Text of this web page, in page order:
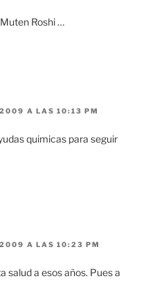
Roshi …
A LAS 10:13 PM
quimicas para seguir
A LAS 10:23 PM
salud a esos años. Pues a